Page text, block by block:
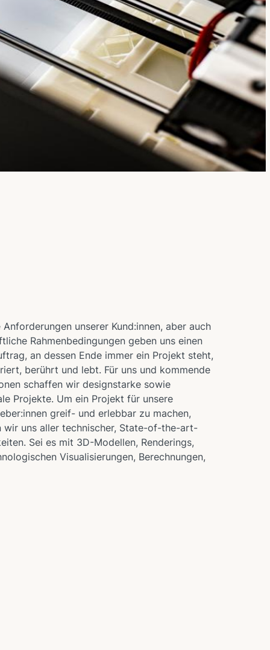
Anforderungen unserer Kund:innen, aber auch
Rahmenbedingungen geben uns einen
an dessen Ende immer ein Projekt steht,
berührt und lebt. Für uns und kommende
schaffen wir designstarke sowie
Projekte. Um ein Projekt für unsere
greif- und erlebbar zu machen,
wir uns aller technischer, State-of-the-art-
Sei es mit 3D-Modellen, Renderings,
Visualisierungen, Berechnungen,